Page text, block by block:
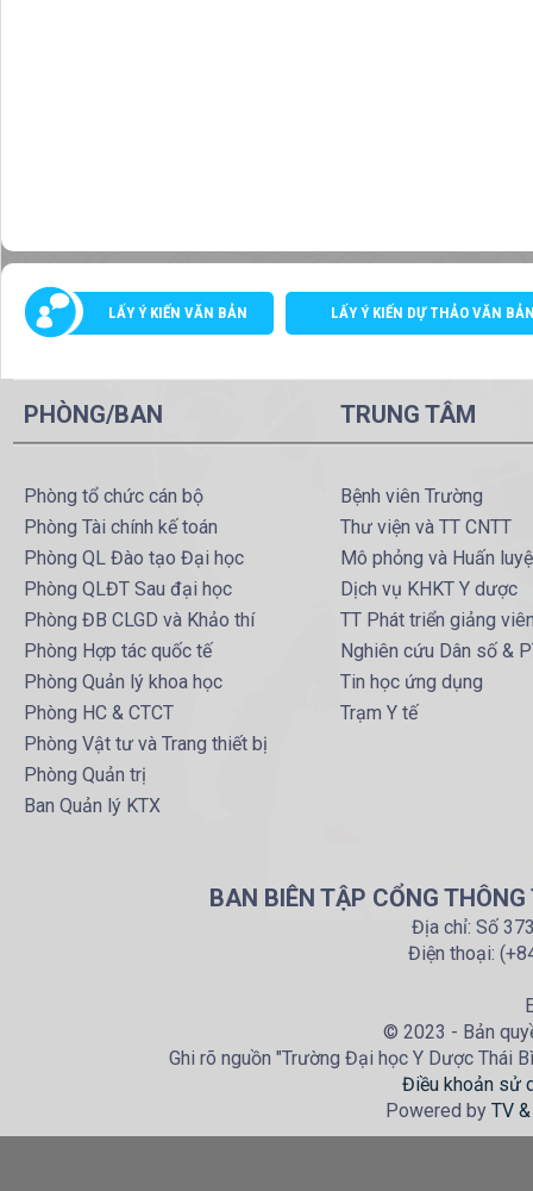
LẤY Ý KIẾN VĂN BẢN LẤY Ý KIẾN DỰ THẢO VĂN
PHÒNG/BAN
Phòng tổ chức cán bộ
Phòng Tài chính kế toán
Phòng QL Đào tạo Đại học
Phòng QLĐT Sau đại học
Phòng ĐB CLGD và Khảo thí
Phòng Hợp tác quốc tế
Phòng Quản lý khoa học
Phòng HC & CTCT
Phòng Vật tư và Trang thiết bị
Phòng Quản trị
Ban Quản lý KTX
TRUNG TÂM
Bệnh viên Trường
Thư viện và TT CNTT
Mô phỏng và Huấn
Dịch vụ KHKT Y dược
TT Phát triển giảng
Nghiên cứu Dân số &
Tin học ứng dụng
Trạm Y tế
BAN BIÊN TẬP CỔNG
Địa chỉ: Số
Điện thoại:
© 2023 - Bản
Ghi rõ nguồn "Trường Đại học Y Dược Thái
Điều khoản sử
Powered by TV